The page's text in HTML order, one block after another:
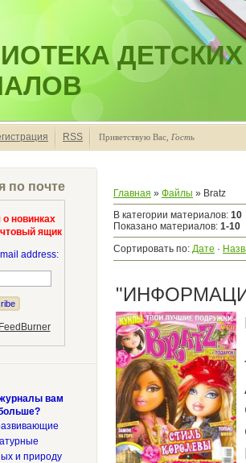
ДЕТСКИХ
RSS Приветствую Вас Гость
по почте
новинках
ящик
address:
FeedBurner
журналы вам
и природу
Главная » Файлы » Bratz
В категории материалов: 10
Показано материалов: 1-10
Сортировать по: Дате ·